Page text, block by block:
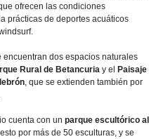
ofrecen las condiciones
prácticas de deportes acuáticos
encuentran dos espacios naturales
Rural de Betancuria y el
Paisaje
, que se extienden también por
cuenta con un parque escultórico al
por más de 50 esculturas, y se